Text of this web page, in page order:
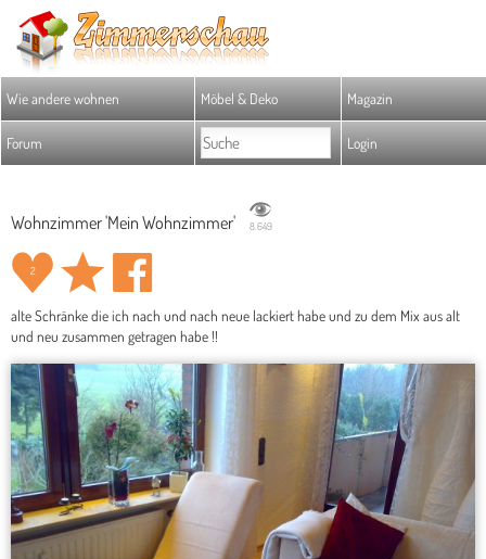
Wie andere wohnen Möbel & Deko Magazin
Forum Login
Wohnzimmer 'Mein Wohnzimmer' 8.649
2
alte Schränke die ich nach und nach neue lackiert habe und zu dem Mix aus alt
und neu zusammen getragen habe !!